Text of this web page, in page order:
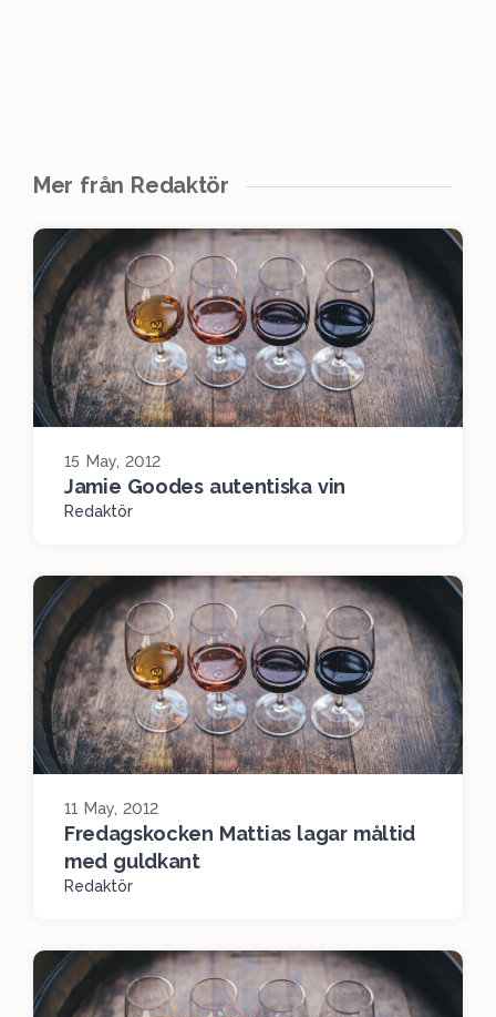
Mer från Redaktör
15 May, 2012
Jamie Goodes autentiska vin
Redaktör
11 May, 2012
Fredagskocken Mattias lagar måltid
med guldkant
Redaktör